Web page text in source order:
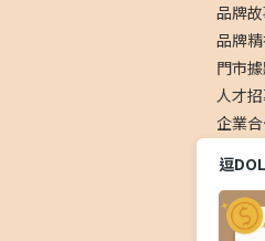
品牌
品牌
門市
人才
企業
社
逗